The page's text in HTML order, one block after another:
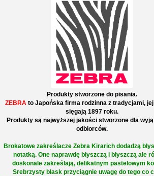
Produkty stworzone do pisania.
ZEBRA to Japońska firma rodzinna z tradycjami,
sięgają 1897 roku.
Produkty są najwyższej jakości stworzone dla
odbiorców.
Brokatowe zakreślacze Zebra Kirarich dodadzą
notatką. One naprawdę błyszczą i błyszczą ale
doskonale zakreślają, delikatnym pastelowym
Srebrzysty blask przyciągnie uwagę do tego co